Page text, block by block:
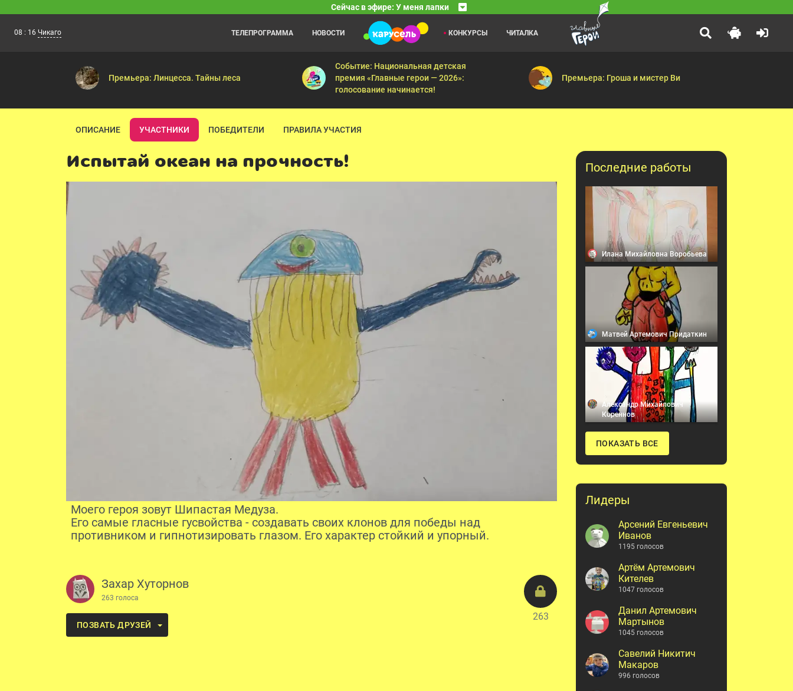
Сейчас в эфире: У меня лапки
КОШЕЧКИ-СОБАЧКИ
Эх, Мия-Мия — Новичок — Английский натюрморт — Где же Максик? — Считалка — Лесная прогулка — Ракета — ПДД
Каникулы Светофоровых
Помните дружную семью Светофоровых? Они снова в деле, и
08 : 16 Чикаго ТЕЛЕПРОГРАММА НОВОСТИ КОНКУРСЫ ЧИТАЛКА
Премьера: Линцесса. Тайны леса
Событие: Национальная детская
премия «Главные герои — 2026»:
голосование начинается!
Премьера: Гроша и мистер Ви
ОПИСАНИЕ УЧАСТНИКИ ПОБЕДИТЕЛИ ПРАВИЛА УЧАСТИЯ
Испытай океан на прочность!
Моего героя зовут Шипастая Медуза.
Его самые гласные гусвойства - создавать своих клонов для победы над
противником и гипнотизировать глазом. Его характер стойкий и упорный.
263
Захар Хуторнов
263 голоса
ПОЗВАТЬ ДРУЗЕЙ
Последние работы
Илана Михайловна Воробьева
Матвей Артемович Придаткин
Александр Михайлович
Кореннов
ПОКАЗАТЬ ВСЕ
Лидеры
Арсений Евгеньевич
Иванов
1195 голосов
Артём Артемович
Кителев
1047 голосов
Данил Артемович
Мартынов
1045 голосов
Савелий Никитич
Макаров
996 голосов